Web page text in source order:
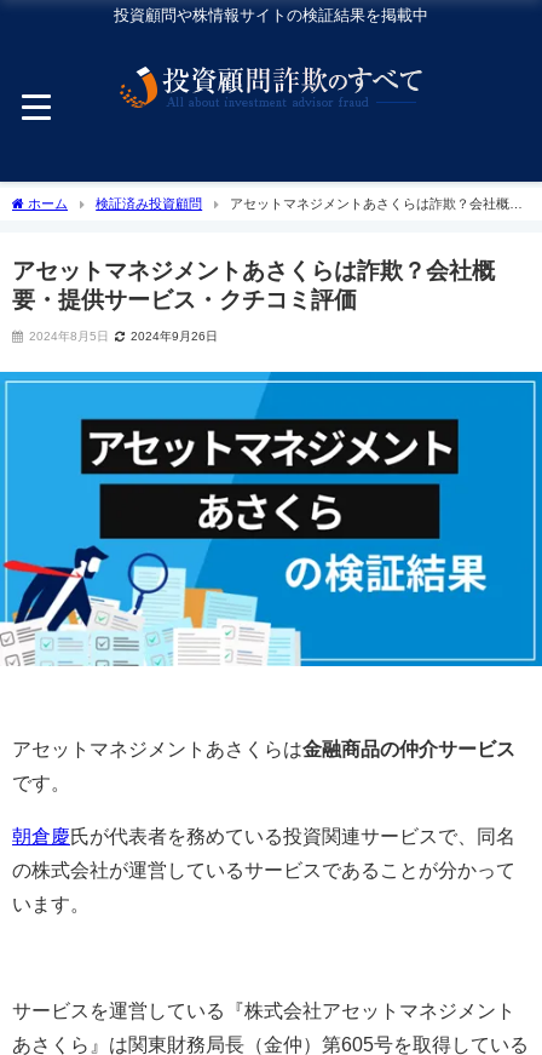
投資顧問や株情報サイトの検証結果を掲載中
ホーム 検証済み投資顧問
アセットマネジメントあさくらは詐欺？会社概
アセットマネジメントあさくらは詐欺？会社概
要・提供サービス・クチコミ評価
2024年8月5日 2024年9月26日
アセットマネジメントあさくらは金融商品の仲介サービス
です。
朝倉慶氏が代表者を務めている投資関連サービスで、同名
の株式会社が運営しているサービスであることが分かって
います。
サービスを運営している『株式会社アセットマネジメント
あさくら』は関東財務局長（金仲）第605号を取得している